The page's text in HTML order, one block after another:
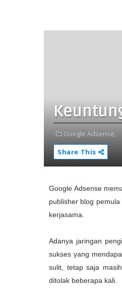
Google Adsense,
Share This
Google Adsense
publisher blog
kerjasama.
Adanya jaringan
sukses yang
sulit, tetap saja
ditolak beberapa kali.